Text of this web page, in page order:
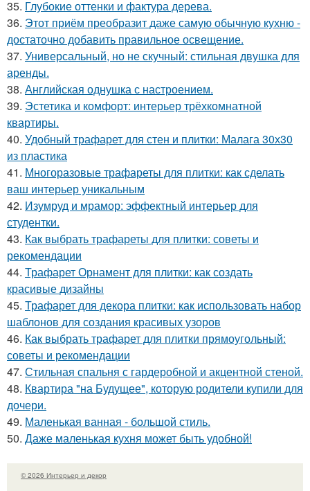
35. Глубокие оттенки и фактура дерева.
36. Этот приём преобразит даже самую обычную кухню -
достаточно добавить правильное освещение.
37. Универсальный, но не скучный: стильная двушка для
аренды.
38. Английская однушка с настроением.
39. Эстетика и комфорт: интерьер трёхкомнатной
квартиры.
40. Удобный трафарет для стен и плитки: Малага 30х30
из пластика
41. Многоразовые трафареты для плитки: как сделать
ваш интерьер уникальным
42. Изумруд и мрамор: эффектный интерьер для
студентки.
43. Как выбрать трафареты для плитки: советы и
рекомендации
44. Трафарет Орнамент для плитки: как создать
красивые дизайны
45. Трафарет для декора плитки: как использовать набор
шаблонов для создания красивых узоров
46. Как выбрать трафарет для плитки прямоугольный:
советы и рекомендации
47. Стильная спальня с гардеробной и акцентной стеной.
48. Квартира "на Будущее", которую родители купили для
дочери.
49. Маленькая ванная - большой стиль.
50. Даже маленькая кухня может быть удобной!
© 2026 Интерьер и декор